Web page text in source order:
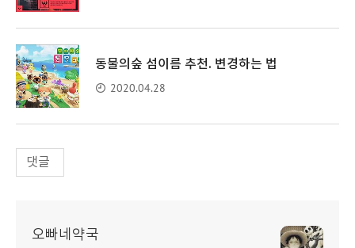
동물의숲 섬이름 추천. 변경하는 법
2020.04.28
댓글
오빠네약국